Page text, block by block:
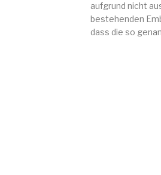
aufgrund nicht
bestehenden
dass die so